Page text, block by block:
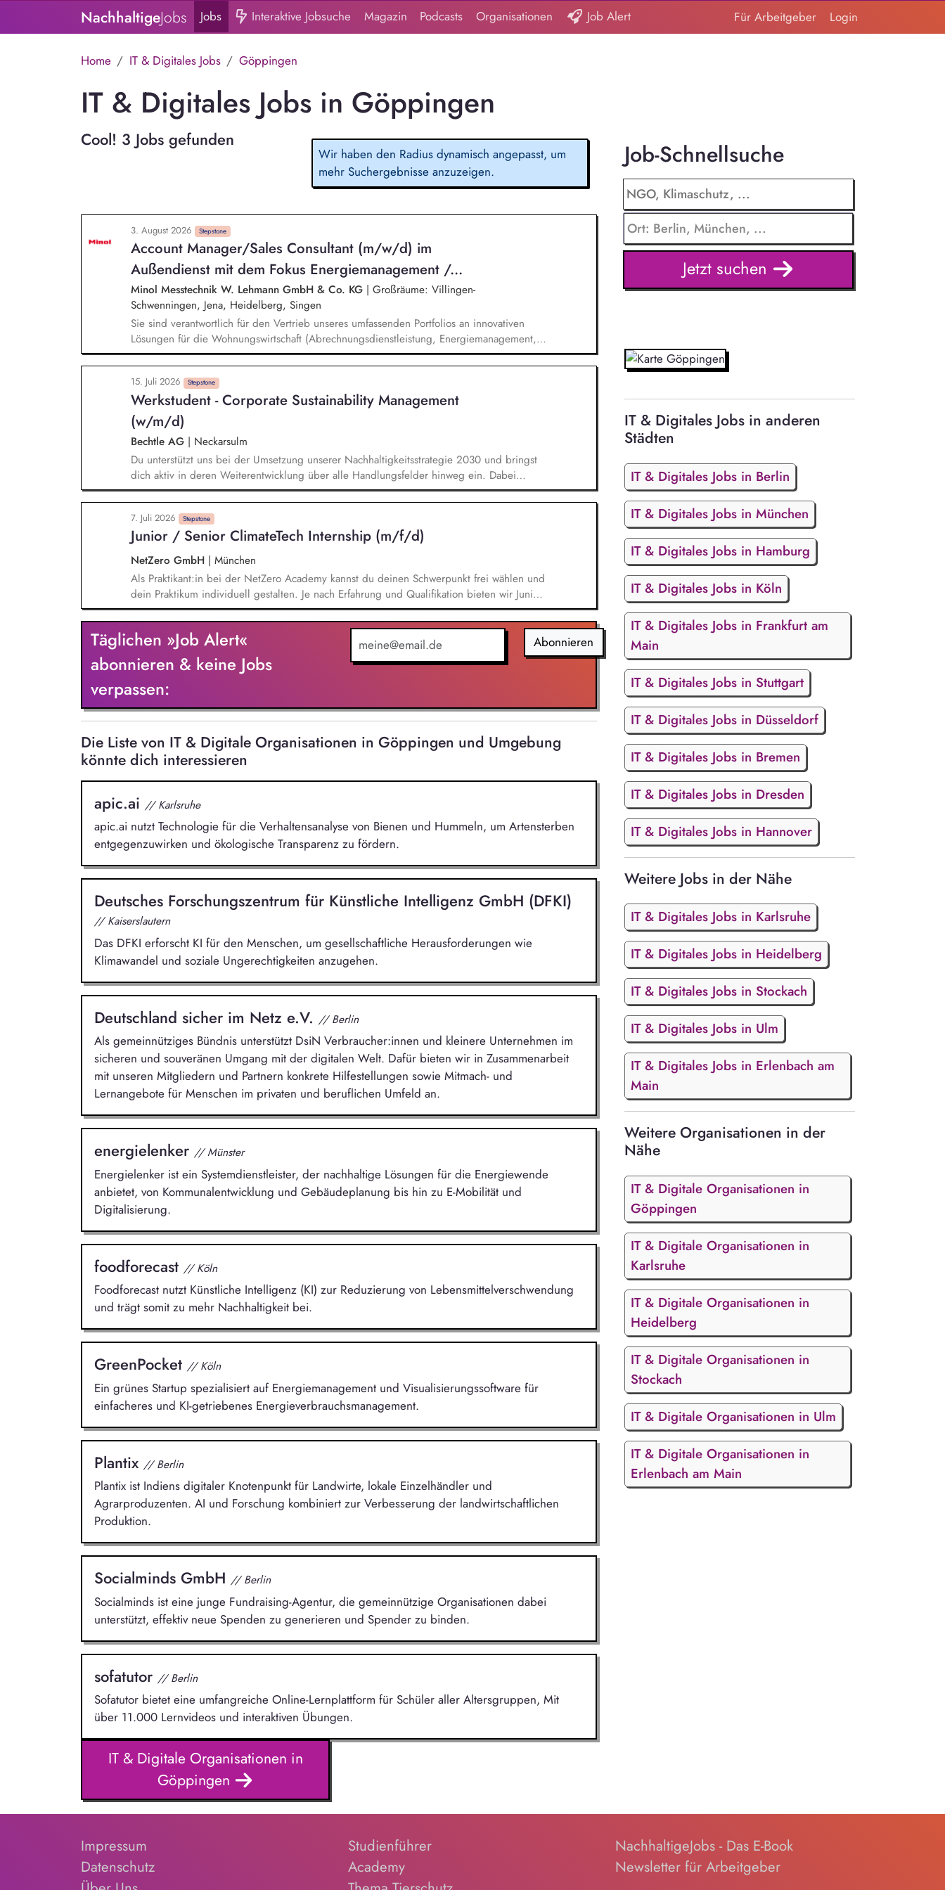
NachhaltigeJobs Jobs Interaktive Jobsuche Magazin Podcasts Organisationen Job Alert Für Arbeitgeber Login
Home IT & Digitales Jobs Göppingen
IT & Digitales Jobs in Göppingen
Cool! 3 Jobs gefunden
Wir haben den Radius dynamisch angepasst, um
mehr Suchergebnisse anzuzeigen.
3. August 2026 Stepstone
Account Manager/Sales Consultant (m/w/d) im
Außendienst mit dem Fokus Energiemanagement /...
Minol Messtechnik W. Lehmann GmbH & Co. KG | Großräume: Villingen-
Schwenningen, Jena, Heidelberg, Singen
Sie sind verantwortlich für den Vertrieb unseres umfassenden Portfolios an innovativen
Lösungen für die Wohnungswirtschaft (Abrechnungsdienstleistung, Energiemanagement,
Immobilienservices). Sie betreuen und beraten unsere Kunden innerhalb Ihres
Vertriebsgebietes und bauen ein starkes eigenes Netzwerk in der Immobilienwirtschaft
auf. Im Rahmen des Kundenbeziehungsmanagements nehmen Sie auch an
Kundenveranstaltungen und Messen teil. Sie erkennen und analysieren
Kundenanforderungen und erarbeiten passende Lösungsansätze.
15. Juli 2026 Stepstone
Werkstudent - Corporate Sustainability Management
(w/m/d)
Bechtle AG | Neckarsulm
Du unterstützt uns bei der Umsetzung unserer Nachhaltigkeitsstrategie 2030 und bringst
dich aktiv in deren Weiterentwicklung über alle Handlungsfelder hinweg ein. Dabei
arbeitest du an unterschiedlichen Initiativen und Themen entlang unserer
Nachhaltigkeitsdimensionen und unterstützt bei der Integration nachhaltiger Ansätze in
unsere Unternehmensprozesse. Ein weiterer Schwerpunkt deiner Tätigkeit liegt in der
Unterstützung bei der Umsetzung und Weiterentwicklung regulatorischer Anforderungen
im Bereich Nachhaltigkeit, beispielsweise im Kontext von CSRD/ESRS oder der EU-
Taxonomie.
7. Juli 2026 Stepstone
Junior / Senior ClimateTech Internship (m/f/d)
NetZero GmbH | München
Als Praktikant:in bei der NetZero Academy kannst du deinen Schwerpunkt frei wählen und
dein Praktikum individuell gestalten. Je nach Erfahrung und Qualifikation bieten wir Junior-
und Senior-Praktika an. - Praktikum Sales: Kund:innen beraten, Marktanalysen erstellen,
Verkaufsstrategien für neue Zielgruppen im Bereich Nachhaltigkeit entwickeln - Praktikum
Marketing: Content erstellen, Kampagnenplanung unterstützen, Analysen & Recherche
durchführen - Praktikum Operations: Kundenanfragen bearbeiten, Support- und
Betriebsaufgaben übernehmen - Praktikum Education: Unterstützung bei
Schulungsunterlagen, CO2-Impact Bewertung, KI-Workflows für Energieberater entwickeln -
und No-Code-Tools einsetzen
Täglichen »Job Alert«
abonnieren & keine Jobs
verpassen:
Abonnieren
Die Liste von IT & Digitale Organisationen in Göppingen und Umgebung
könnte dich interessieren
apic.ai // Karlsruhe
apic.ai nutzt Technologie für die Verhaltensanalyse von Bienen und Hummeln, um Artensterben
entgegenzuwirken und ökologische Transparenz zu fördern.
Deutsches Forschungszentrum für Künstliche Intelligenz GmbH (DFKI)
// Kaiserslautern
Das DFKI erforscht KI für den Menschen, um gesellschaftliche Herausforderungen wie
Klimawandel und soziale Ungerechtigkeiten anzugehen.
Deutschland sicher im Netz e.V. // Berlin
Als gemeinnütziges Bündnis unterstützt DsiN Verbraucher:innen und kleinere Unternehmen im
sicheren und souveränen Umgang mit der digitalen Welt. Dafür bieten wir in Zusammenarbeit
mit unseren Mitgliedern und Partnern konkrete Hilfestellungen sowie Mitmach- und
Lernangebote für Menschen im privaten und beruflichen Umfeld an.
energielenker // Münster
Energielenker ist ein Systemdienstleister, der nachhaltige Lösungen für die Energiewende
anbietet, von Kommunalentwicklung und Gebäudeplanung bis hin zu E-Mobilität und
Digitalisierung.
foodforecast // Köln
Foodforecast nutzt Künstliche Intelligenz (KI) zur Reduzierung von Lebensmittelverschwendung
und trägt somit zu mehr Nachhaltigkeit bei.
GreenPocket // Köln
Ein grünes Startup spezialisiert auf Energiemanagement und Visualisierungssoftware für
einfacheres und KI-getriebenes Energieverbrauchsmanagement.
Plantix // Berlin
Plantix ist Indiens digitaler Knotenpunkt für Landwirte, lokale Einzelhändler und
Agrarproduzenten. AI und Forschung kombiniert zur Verbesserung der landwirtschaftlichen
Produktion.
Socialminds GmbH // Berlin
Socialminds ist eine junge Fundraising-Agentur, die gemeinnützige Organisationen dabei
unterstützt, effektiv neue Spenden zu generieren und Spender zu binden.
sofatutor // Berlin
Sofatutor bietet eine umfangreiche Online-Lernplattform für Schüler aller Altersgruppen, Mit
über 11.000 Lernvideos und interaktiven Übungen.
IT & Digitale Organisationen in
Göppingen
Job-Schnellsuche
Jetzt suchen
IT & Digitales Jobs in anderen
Städten
IT & Digitales Jobs in Berlin
IT & Digitales Jobs in München
IT & Digitales Jobs in Hamburg
IT & Digitales Jobs in Köln
IT & Digitales Jobs in Frankfurt am
Main
IT & Digitales Jobs in Stuttgart
IT & Digitales Jobs in Düsseldorf
IT & Digitales Jobs in Bremen
IT & Digitales Jobs in Dresden
IT & Digitales Jobs in Hannover
Weitere Jobs in der Nähe
IT & Digitales Jobs in Karlsruhe
IT & Digitales Jobs in Heidelberg
IT & Digitales Jobs in Stockach
IT & Digitales Jobs in Ulm
IT & Digitales Jobs in Erlenbach am
Main
Weitere Organisationen in der
Nähe
IT & Digitale Organisationen in
Göppingen
IT & Digitale Organisationen in
Karlsruhe
IT & Digitale Organisationen in
Heidelberg
IT & Digitale Organisationen in
Stockach
IT & Digitale Organisationen in Ulm
IT & Digitale Organisationen in
Erlenbach am Main
Impressum
Datenschutz
Studienführer
Academy
NachhaltigeJobs - Das E-Book
Newsletter für Arbeitgeber